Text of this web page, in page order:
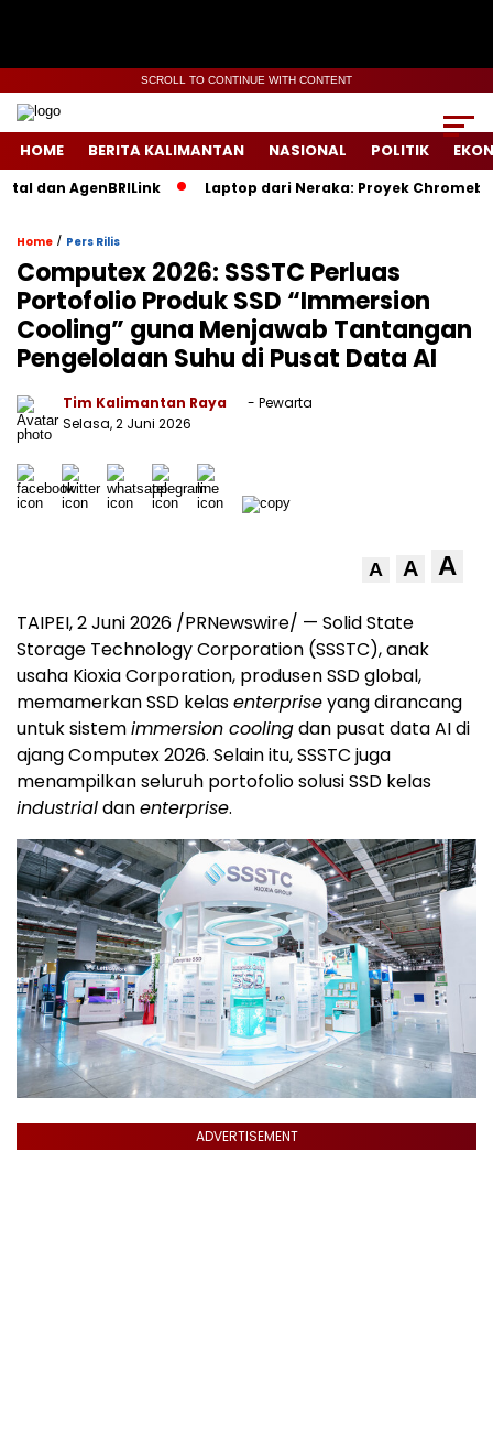
SCROLL TO CONTINUE WITH CONTENT
HOME BERITA KALIMANTAN NASIONAL POLITIK
AgenBRILink Laptop dari Neraka: Proyek Chromebook
Home / Pers Rilis
Computex 2026: SSSTC Perluas
Portofolio Produk SSD “Immersion
Cooling” guna Menjawab Tantangan
Pengelolaan Suhu di Pusat Data AI
Tim Kalimantan Raya
- Pewarta
Selasa, 2 Juni 2026
A A A
TAIPEI, 2 Juni 2026 /PRNewswire/ — Solid State
Storage Technology Corporation (SSSTC), anak
usaha Kioxia Corporation, produsen SSD global,
memamerkan SSD kelasenterpriseyang dirancang
untuk sistemimmersion coolingdan pusat data AI di
ajang Computex 2026. Selain itu, SSSTC juga
menampilkan seluruh portofolio solusi SSD kelas
industrialdanenterprise.
ADVERTISEMENT